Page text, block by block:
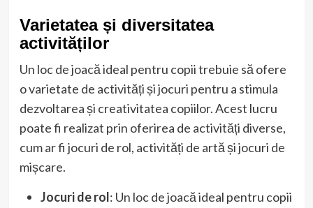
Varietatea și diversitatea
activităților
Un loc de joacă ideal pentru copii trebuie să ofere
o varietate de activități și jocuri pentru a stimula
dezvoltarea și creativitatea copiilor. Acest lucru
poate fi realizat prin oferirea de activități diverse,
cum ar fi jocuri de rol, activități de artă și jocuri de
mișcare.
Jocuri de rol: Un loc de joacă ideal pentru copii